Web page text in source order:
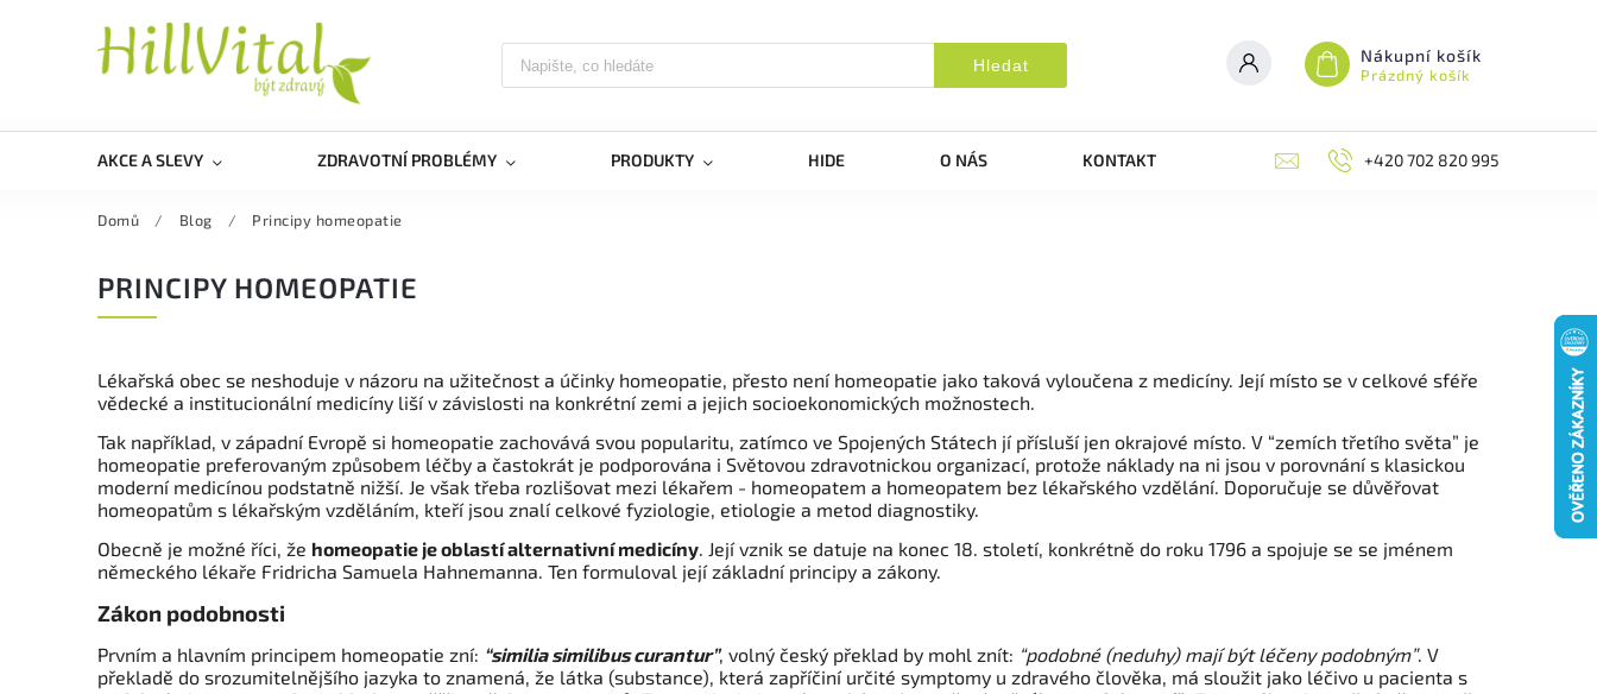
Hledat Nákupní košík
Prázdný košík
AKCE A SLEVY ZDRAVOTNÍ PROBLÉMY PRODUKTY HIDE O NÁS KONTAKT RECENZE BLOG
+420 702 820 995
Domů / Blog / Principy homeopatie
PRINCIPY HOMEOPATIE
Lékařská obec se neshoduje v názoru na užitečnost a účinky homeopatie, přesto není homeopatie jako taková vyloučena z medicíny. Její místo se v celkové sféře
vědecké a institucionální medicíny liší v závislosti na konkrétní zemi a jejich socioekonomických možnostech.
Tak například, v západní Evropě si homeopatie zachovává svou popularitu, zatímco ve Spojených Státech jí přísluší jen okrajové místo. V “zemích třetího světa” je
homeopatie preferovaným způsobem léčby a častokrát je podporována i Světovou zdravotnickou organizací, protože náklady na ni jsou v porovnání s klasickou
moderní medicínou podstatně nižší. Je však třeba rozlišovat mezi lékařem - homeopatem a homeopatem bez lékařského vzdělání. Doporučuje se důvěřovat
homeopatům s lékařským vzděláním, kteří jsou znalí celkové fyziologie, etiologie a metod diagnostiky.
Obecně je možné říci, že homeopatie je oblastí alternativní medicíny. Její vznik se datuje na konec 18. století, konkrétně do roku 1796 a spojuje se se jménem
německého lékaře Fridricha Samuela Hahnemanna. Ten formuloval její základní principy a zákony.
Zákon podobnosti
Prvním a hlavním principem homeopatie zní: “similia similibus curantur”, volný český překlad by mohl znít: “podobné (neduhy) mají být léčeny podobným”. V
překladě do srozumitelnějšího jazyka to znamená, že látka (substance), která zapříčiní určité symptomy u zdravého člověka, má sloužit jako léčivo u pacienta s